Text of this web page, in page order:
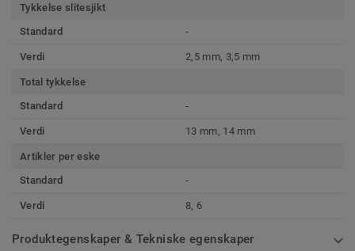
Tykkelse slitesjikt
Standard
-
Verdi 2,5 mm, 3,5 mm
Total tykkelse
Standard
-
Verdi 13 mm, 14 mm
Artikler per eske
Standard
-
Verdi 8, 6
Produktegenskaper & Tekniske egenskaper